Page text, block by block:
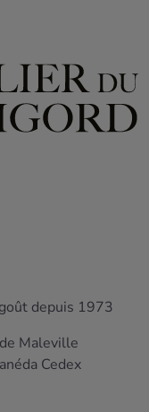
depuis 1973
Maleville
Cedex